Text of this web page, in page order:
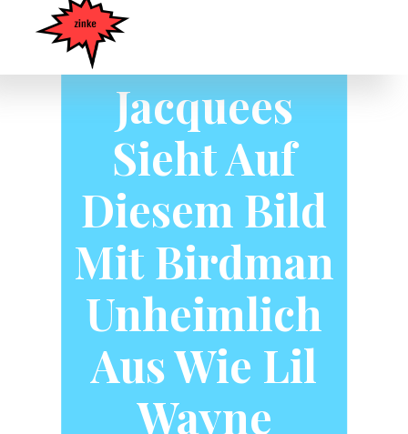
Flexin ’:
Jacquees
Sieht Auf
Diesem Bild
Mit Birdman
Unheimlich
Aus Wie Lil
Wayne